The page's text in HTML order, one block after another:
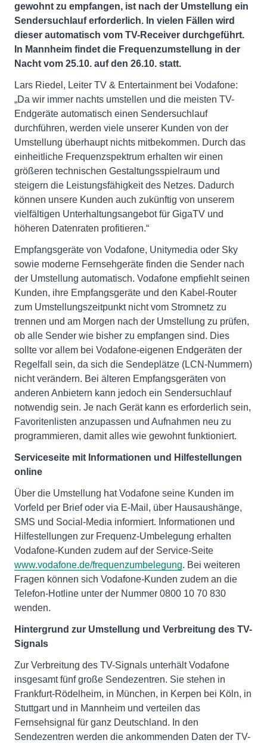
gewohnt zu empfangen, ist nach der Umstellung ein
Sendersuchlauf erforderlich. In vielen Fällen wird
dieser automatisch vom TV-Receiver durchgeführt.
In Mannheim findet die Frequenzumstellung in der
Nacht vom 25.10. auf den 26.10. statt.
Lars Riedel, Leiter TV & Entertainment bei Vodafone:
„Da wir immer nachts umstellen und die meisten TV-
Endgeräte automatisch einen Sendersuchlauf
durchführen, werden viele unserer Kunden von der
Umstellung überhaupt nichts mitbekommen. Durch das
einheitliche Frequenzspektrum erhalten wir einen
größeren technischen Gestaltungsspielraum und
steigern die Leistungsfähigkeit des Netzes. Dadurch
können unsere Kunden auch zukünftig von unserem
vielfältigen Unterhaltungsangebot für GigaTV und
höheren Datenraten profitieren.“
Empfangsgeräte von Vodafone, Unitymedia oder Sky
sowie moderne Fernsehgeräte finden die Sender nach
der Umstellung automatisch. Vodafone empfiehlt seinen
Kunden, ihre Empfangsgeräte und den Kabel-Router
zum Umstellungszeitpunkt nicht vom Stromnetz zu
trennen und am Morgen nach der Umstellung zu prüfen,
ob alle Sender wie bisher zu empfangen sind. Dies
sollte vor allem bei Vodafone-eigenen Endgeräten der
Regelfall sein, da sich die Sendeplätze (LCN-Nummern)
nicht verändern. Bei älteren Empfangsgeräten von
anderen Anbietern kann jedoch ein Sendersuchlauf
notwendig sein. Je nach Gerät kann es erforderlich sein,
Favoritenlisten anzupassen und Aufnahmen neu zu
programmieren, damit alles wie gewohnt funktioniert.
Serviceseite mit Informationen und Hilfestellungen
online
Über die Umstellung hat Vodafone seine Kunden im
Vorfeld per Brief oder via E-Mail, über Hausaushänge,
SMS und Social-Media informiert. Informationen und
Hilfestellungen zur Frequenz-Umbelegung erhalten
Vodafone-Kunden zudem auf der Service-Seite
www.vodafone.de/frequenzumbelegung. Bei weiteren
Fragen können sich Vodafone-Kunden zudem an die
Telefon-Hotline unter der Nummer 0800 10 70 830
wenden.
Hintergrund zur Umstellung und Verbreitung des TV-
Signals
Zur Verbreitung des TV-Signals unterhält Vodafone
insgesamt fünf große Sendezentren. Sie stehen in
Frankfurt-Rödelheim, in München, in Kerpen bei Köln, in
Stuttgart und in Mannheim und verteilen das
Fernsehsignal für ganz Deutschland. In den
Sendezentren werden die ankommenden Daten der TV-